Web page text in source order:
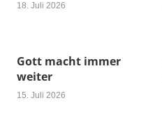
18. Juli 2026
Gott macht immer
weiter
15. Juli 2026